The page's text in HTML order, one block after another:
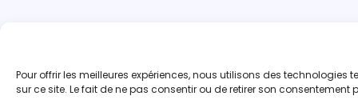
Pour offrir les meilleures expériences, nous utilisons des
sur ce site. Le fait de ne pas consentir ou de retirer son